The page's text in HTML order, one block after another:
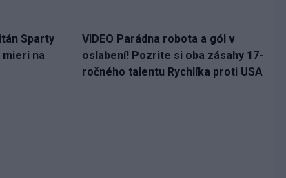
Sparty
mieri na
VIDEO Parádna robota a gól v
oslabení! Pozrite si oba zásahy 17-
ročného talentu Rychlíka proti USA